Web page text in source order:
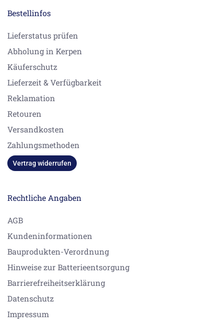
Bestellinfos
Lieferstatus prüfen
Abholung in Kerpen
Käuferschutz
Lieferzeit & Verfügbarkeit
Reklamation
Retouren
Versandkosten
Zahlungsmethoden
Vertrag widerrufen
Rechtliche Angaben
AGB
Kundeninformationen
Bauprodukten-Verordnung
Hinweise zur Batterieentsorgung
Barrierefreiheitserklärung
Datenschutz
Impressum